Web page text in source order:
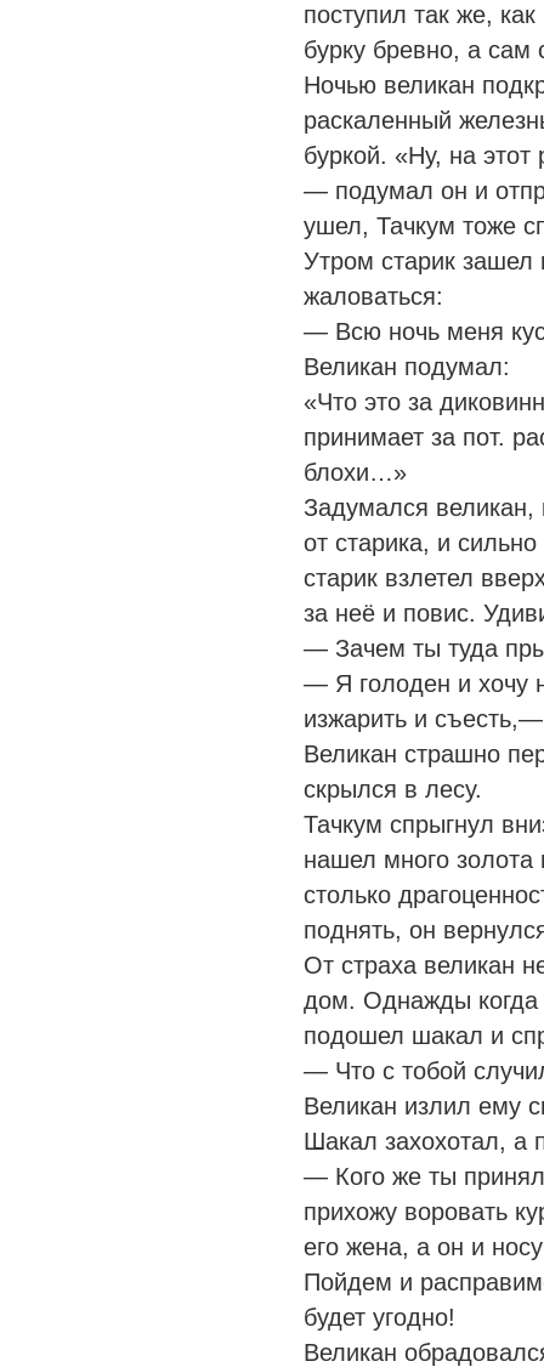
поступил так же,
бурку бревно, а сам
Ночью великан
раскаленный
буркой. «Ну, на этот
— подумал он и
ушел, Тачкум тоже
Утром старик зашел
жаловаться:
— Всю ночь меня
Великан подумал:
«Что это за
принимает за пот.
блохи…»
Задумался великан,
от старика, и
старик взлетел
за неё и повис.
— Зачем ты туда
— Я голоден и хочу
изжарить и
Великан страшно
скрылся в лесу.
Тачкум спрыгнул
нашел много золота
столько
поднять, он
От страха великан
дом. Однажды когда
подошел шакал и
— Что с тобой
Великан излил ему
Шакал захохотал, а
— Кого же ты
прихожу воровать
его жена, а он и
Пойдем и
будет угодно!
Великан